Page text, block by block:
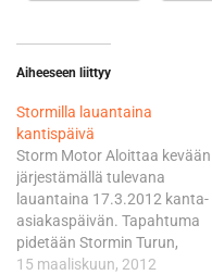
Aiheeseen liittyy
Stormilla lauantaina
kantispäivä
Storm Motor Aloittaa kevään
järjestämällä tulevana
lauantaina 17.3.2012 kanta-
asiakaspäivän. Tapahtuma
pidetään Stormin Turun,
Helsingin, Tampereen ja
15 maaliskuun, 2012